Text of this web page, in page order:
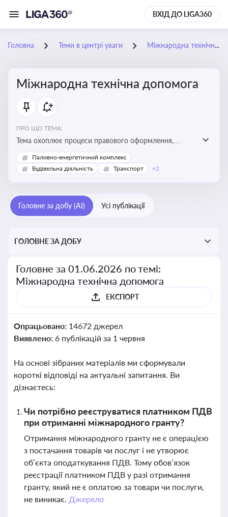
ВХІД ДО LIGA360
Головна Теми в центрі уваги Міжнародна технічна допомога
Міжнародна технічна допомога
ПРО ЩО ТЕМА:
Тема охоплює процеси правового оформлення,
адміністрування і контролю технічної допомоги, що
надається Україні з-за кордону, і є критично
Паливно-енергетичний комплекс
Будівельна діяльність
Транспорт +2
Головне за добу (AI) Усі публікації
ГОЛОВНЕ ЗА ДОБУ
Головне за 01.06.2026 по темі:
Міжнародна технічна допомога
ЕКСПОРТ
Опрацьовано: 14672 джерел
Виявлено: 6 публікацій за 1 червня
На основі зібраних матеріалів ми сформували
короткі відповіді на актуальні запитання. Ви
дізнаєтесь:
Чи потрібно реєструватися платником ПДВ
при отриманні міжнародного гранту?
Отримання міжнародного гранту не є операцією
з постачання товарів чи послуг і не утворює
об’єкта оподаткування ПДВ. Тому обов’язок
реєстрації платником ПДВ у разі отримання
гранту, який не є оплатою за товари чи послуги,
не виникає. Джерело